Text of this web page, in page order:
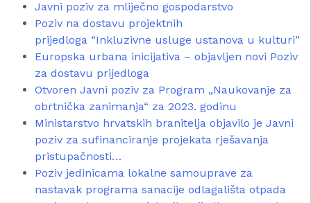
Javni poziv za mliječno gospodarstvo
Poziv na dostavu projektnih
prijedloga “Inkluzivne usluge ustanova u kulturi”
Europska urbana inicijativa – objavljen novi Poziv
za dostavu prijedloga
Otvoren Javni poziv za Program „Naukovanje za
obrtnička zanimanja“ za 2023. godinu
Ministarstvo hrvatskih branitelja objavilo je Javni
poziv za sufinanciranje projekata rješavanja
pristupačnosti…
Poziv jedinicama lokalne samouprave za
nastavak programa sanacije odlagališta otpada